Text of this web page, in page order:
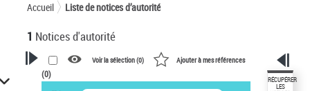
Accueil Liste de notices d’autorité
1 Notices d'autorité
VOTRE RECHERCHE
Voir la sélection (0) Ajouter à mes références
(0)
RÉCUPÉRER
LES